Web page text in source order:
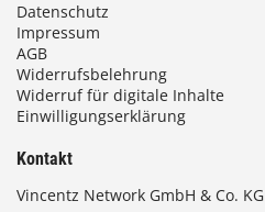
Datenschutz
Impressum
AGB
Widerrufsbelehrung
Widerruf für digitale Inhalte
Einwilligungserklärung
Kontakt
Vincentz Network GmbH & Co. KG